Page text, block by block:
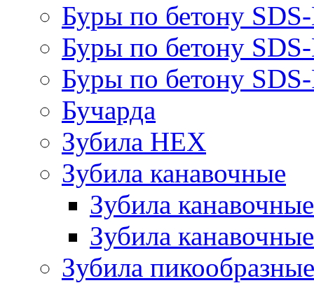
Буры по бетону
Буры по бетону
Буры по бетону
Бучарда
Зубила HEX
Зубила канавочные
Зубила
Зубила
Зубила пикообразные